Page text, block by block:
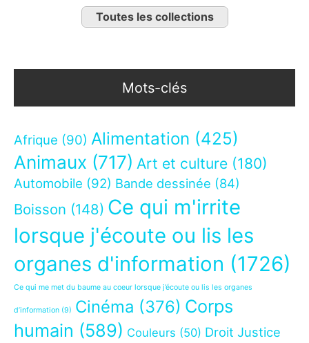
Toutes les collections
Mots-clés
Afrique (90) Alimentation (425)
Animaux (717) Art et culture (180)
Automobile (92) Bande dessinée (84)
Boisson (148) Ce qui m'irrite
lorsque j'écoute ou lis les
organes d'information (1726)
Ce qui me met du baume au coeur lorsque j’écoute ou lis les organes
d’information (9) Cinéma (376) Corps
humain (589) Couleurs (50) Droit Justice